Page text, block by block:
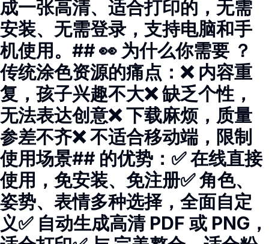
成一张高清、适合打印的，无需
安装、无需登录，支持电脑和手
机使用。## 👀 为什么你需要 ？
传统涂色资源的痛点：❌ 内容重
复，孩子兴趣不大❌ 缺乏个性，
无法表达创意❌ 下载麻烦，质量
参差不齐❌ 不适合移动端，限制
使用场景## 的优势：✅ 在线直接
使用，免安装、免注册✅ 角色、
姿势、表情多种选择，全面自定
义✅ 自动生成高清 PDF 或 PNG，